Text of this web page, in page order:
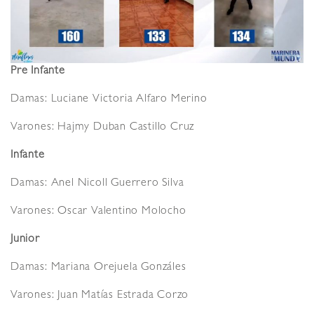
Pre Infante
Damas: Luciane Victoria Alfaro Merino
Varones: Hajmy Duban Castillo Cruz
Infante
Damas: Anel Nicoll Guerrero Silva
Varones: Oscar Valentino Molocho
Junior
Damas: Mariana Orejuela Gonzáles
Varones: Juan Matías Estrada Corzo